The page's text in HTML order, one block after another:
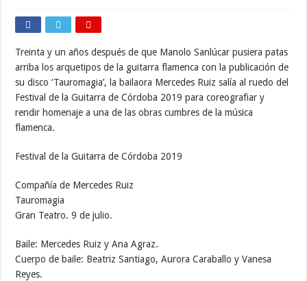
Treinta y un años después de que Manolo Sanlúcar pusiera patas
arriba los arquetipos de la guitarra flamenca con la publicación de
su disco ‘Tauromagia’, la bailaora Mercedes Ruiz salía al ruedo del
Festival de la Guitarra de Córdoba 2019 para coreografiar y
rendir homenaje a una de las obras cumbres de la música
flamenca.
Festival de la Guitarra de Córdoba 2019
Compañía de Mercedes Ruiz
Tauromagia
Gran Teatro. 9 de julio.
Baile: Mercedes Ruiz y Ana Agraz.
Cuerpo de baile: Beatriz Santiago, Aurora Caraballo y Vanesa
Reyes.